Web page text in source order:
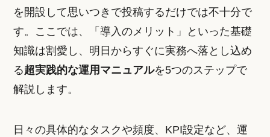
を開設して思いつきで投稿するだけでは不十分で
す。ここでは、「導入のメリット」といった基礎
知識は割愛し、明日からすぐに実務へ落とし込め
る超実践的な運用マニュアルを5つのステップで
解説します。
日々の具体的なタスクや頻度、KPI設定など、運